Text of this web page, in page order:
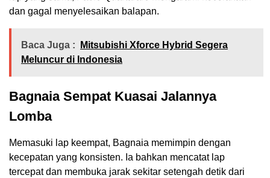
dan gagal menyelesaikan balapan.
Baca Juga :
Mitsubishi Xforce Hybrid Segera
Meluncur di Indonesia
Bagnaia Sempat Kuasai Jalannya
Lomba
Memasuki lap keempat, Bagnaia memimpin dengan
kecepatan yang konsisten. Ia bahkan mencatat lap
tercepat dan membuka jarak sekitar setengah detik dari